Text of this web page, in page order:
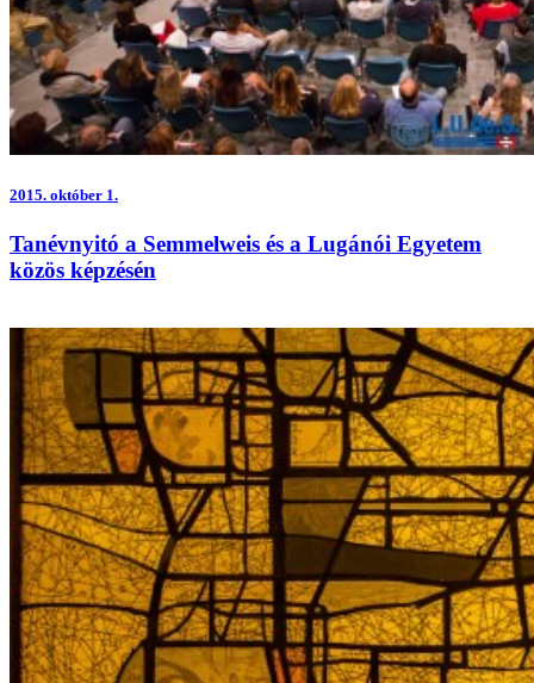
2015. október 1.
Tanévnyitó a Semmelweis és a Lugánói Egyetem
közös képzésén